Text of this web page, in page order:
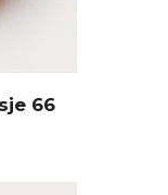
66